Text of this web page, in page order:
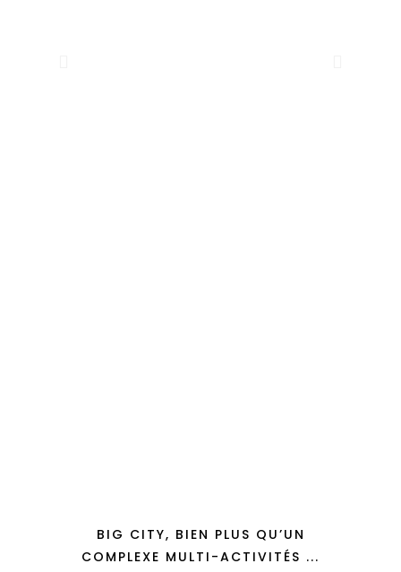
BIG CITY, BIEN PLUS QU’UN
COMPLEXE MULTI-ACTIVITÉS ...